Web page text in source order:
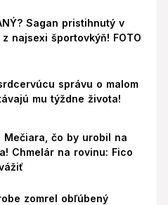
Sagan pristihnutý v
najsexi športovkýň! FOTO
správu o malom
mu týždne života!
Mečiara, čo by urobil na
Chmelár na rovinu: Fico
zomrel obľúbený